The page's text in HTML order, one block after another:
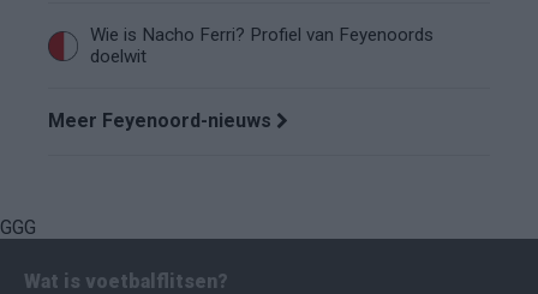
Wie is Nacho Ferri? Profiel van Feyenoords
doelwit
Meer Feyenoord-nieuws
GGG
Wat is voetbalflitsen?